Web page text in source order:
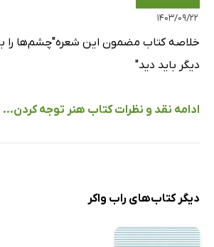
با یک متخصص قدم بزنید
در بخشی ناآشنا از شهر، پیاده‌روی طولانی
حرکات خود را تصادفی کنید
مسیر خود را تغییر دهید
یک فروشگاه بزرگ را به یک زمین بازی تبدیل
۱۴۰۳/۰۹/۲۲
خلاصه کتاب مضمون این شعره"چشم‌ها را
دیگر باید دید"
ادامه نقد و نظرات کتاب هنر توجه کردن...
دیگر کتاب‌های راب واکر